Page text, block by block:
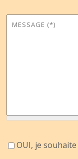
Message*
Accord information
OUI, je